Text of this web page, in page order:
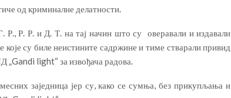
од криминалне делатности.
Р. Р. и Д. Т. на тај начин што су оверавали и издавали
су биле неистините садржине и тиме стварали привид
„Gandi light“ за извођача радова.
заједница јер су, како се сумња, без прикупљања и